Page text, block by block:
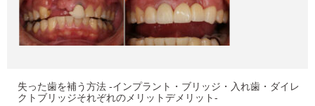
失った歯を補う方法 -インプラント・ブリッジ・入れ歯・ダイレ
クトブリッジそれぞれのメリットデメリット-